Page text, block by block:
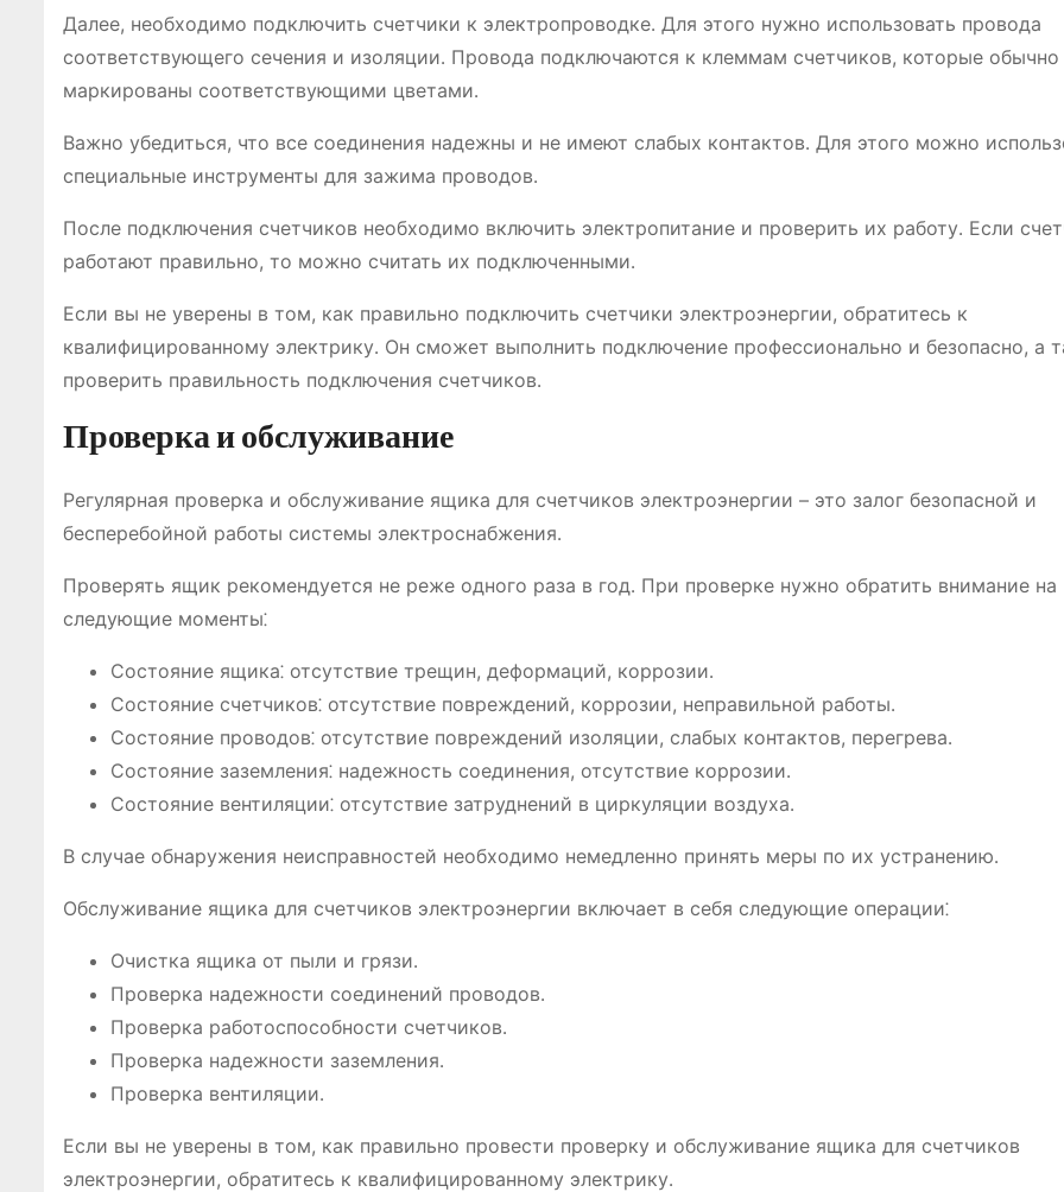
Далее, необходимо подключить счетчики к электропроводке․ Для этого нужно использовать провода
соответствующего сечения и изоляции․ Провода подключаются к клеммам счетчиков, которые обычно
маркированы соответствующими цветами․
Важно убедиться, что все соединения надежны и не имеют слабых контактов․ Для этого можно
специальные инструменты для зажима проводов․
После подключения счетчиков необходимо включить электропитание и проверить их работу․ Если
работают правильно, то можно считать их подключенными․
Если вы не уверены в том, как правильно подключить счетчики электроэнергии, обратитесь к
квалифицированному электрику․ Он сможет выполнить подключение профессионально и безопасно, а
проверить правильность подключения счетчиков․
Проверка и обслуживание
Регулярная проверка и обслуживание ящика для счетчиков электроэнергии – это залог безопасной и
бесперебойной работы системы электроснабжения․
Проверять ящик рекомендуется не реже одного раза в год․ При проверке нужно обратить внимание на
следующие моменты⁚
Состояние ящика⁚ отсутствие трещин, деформаций, коррозии․
Состояние счетчиков⁚ отсутствие повреждений, коррозии, неправильной работы․
Состояние проводов⁚ отсутствие повреждений изоляции, слабых контактов, перегрева․
Состояние заземления⁚ надежность соединения, отсутствие коррозии․
Состояние вентиляции⁚ отсутствие затруднений в циркуляции воздуха․
В случае обнаружения неисправностей необходимо немедленно принять меры по их устранению․
Обслуживание ящика для счетчиков электроэнергии включает в себя следующие операции⁚
Очистка ящика от пыли и грязи․
Проверка надежности соединений проводов․
Проверка работоспособности счетчиков․
Проверка надежности заземления․
Проверка вентиляции․
Если вы не уверены в том, как правильно провести проверку и обслуживание ящика для счетчиков
электроэнергии, обратитесь к квалифицированному электрику․